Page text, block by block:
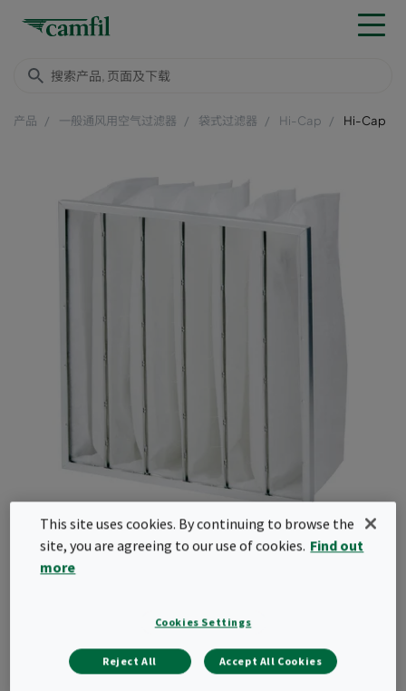
产品 一般通风用空气过滤器 袋式过滤器 Hi-Cap Hi-Cap
Hi-Cap
Hi-Cap可对暖通空调系统后端各级过滤装置形成绝
Coarse 60%等级。
This site uses cookies. By continuing to browse the
site, you are agreeing to our use of cookies. Find out
more
Cookies Settings
Reject All Accept All Cookies